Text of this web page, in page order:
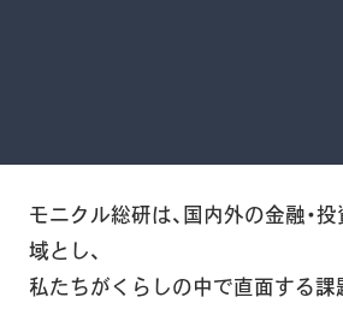
モニクル総研は、国内外の金融・
域とし、
私たちがくらしの中で直面する課